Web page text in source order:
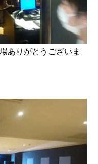
ありがとうございま